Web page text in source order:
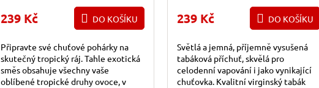
239 Kč DO KOŠÍKU
Připravte své chuťové pohárky na
skutečný tropický ráj. Tahle exotická
směs obsahuje všechny vaše
oblíbené tropické druhy ovoce, v
239 Kč DO KOŠÍKU
Světlá a jemná, příjemně vysušená
tabáková příchuť, skvělá pro
celodenní vapování i jako vynikající
chuťovka. Kvalitní virginský tabák